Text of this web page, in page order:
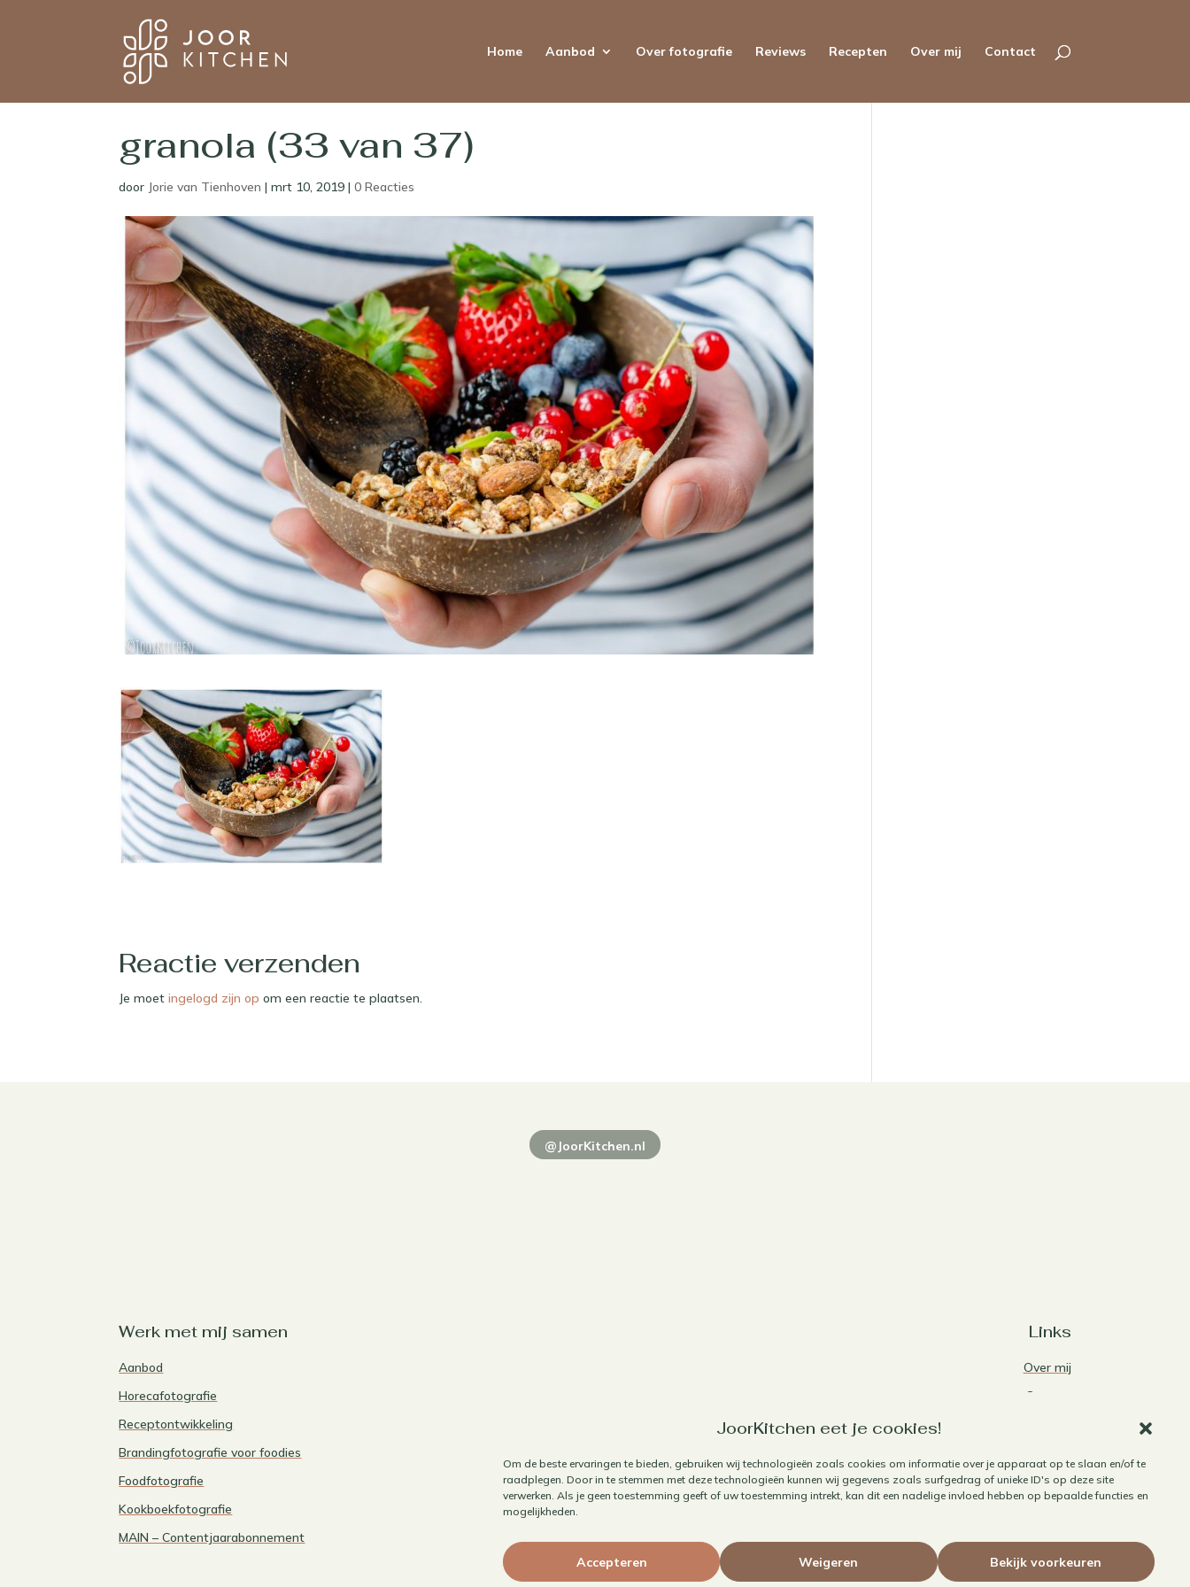
JoorKitchen eet je cookies!
Om de beste ervaringen te bieden, gebruiken wij technologieën zoals cookies om informatie over je apparaat op te slaan en/of te
raadplegen. Door in te stemmen met deze technologieën kunnen wij gegevens zoals surfgedrag of unieke ID's op deze site
verwerken. Als je geen toestemming geeft of uw toestemming intrekt, kan dit een nadelige invloed hebben op bepaalde functies en
mogelijkheden.
Accepteren Weigeren Bekijk voorkeuren
Home Aanbod Over fotografie Reviews Recepten Over mij Contact
granola (33 van 37)
door Jorie van Tienhoven |mrt 10, 2019 |0 Reacties
Reactie verzenden
Je moetingelogd zijn op om een reactie te plaatsen.
@JoorKitchen.nl
Werk met mij samen
Aanbod
Horecafotografie
Receptontwikkeling
Brandingfotografie voor foodies
Foodfotografie
Kookboekfotografie
MAIN – Contentjaarabonnement
Links
Over mij
Contact
Algemene voorwaarden
Cookiebeleid